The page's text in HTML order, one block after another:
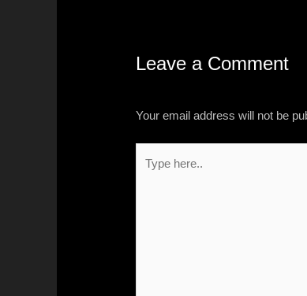
Leave a Comment
Your email address will not be